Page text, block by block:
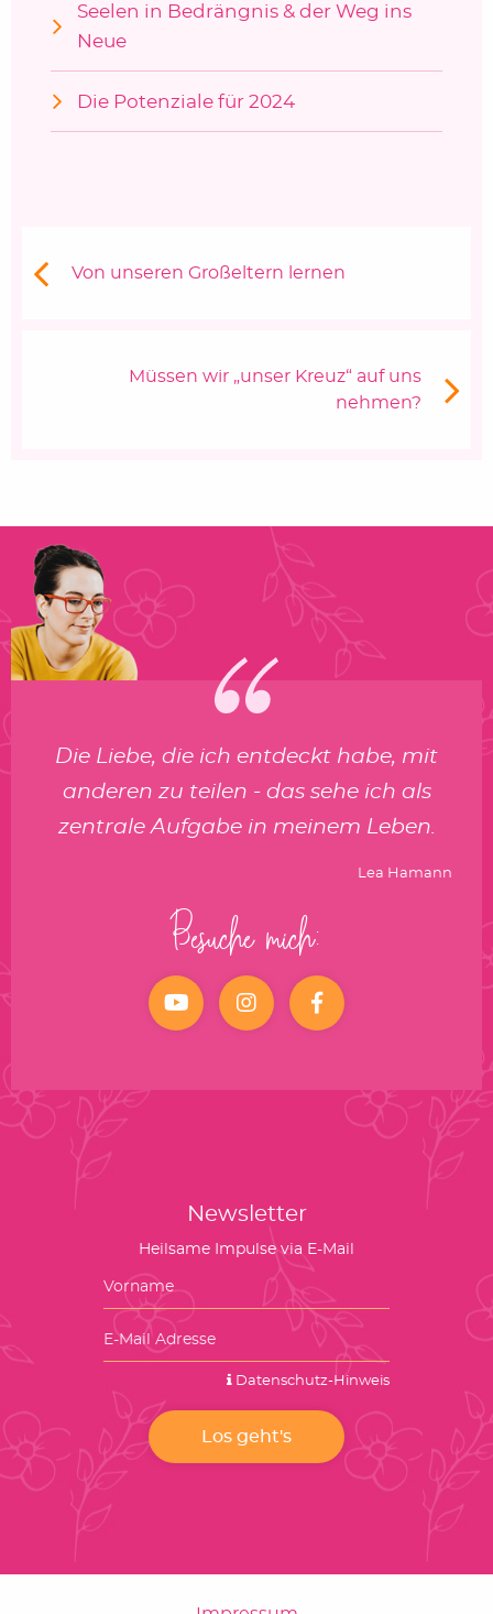
Seelen in Bedrängnis & der Weg ins
Neue
Die Potenziale für 2024
Vorheriger Beitrag:
Von unseren Großeltern lernen
Nächster Beitrag
Müssen wir „unser Kreuz“ auf uns
nehmen?
Die Liebe, die ich entdeckt habe, mit
anderen zu teilen - das sehe ich als
zentrale Aufgabe in meinem Leben.
Lea Hamann
Besuche mich:
YouTube Instagramfacebook
Newsletter
Heilsame Impulse via E-Mail
Datenschutz-Hinweis